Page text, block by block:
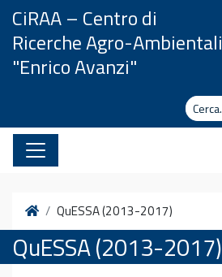
Vai al contenuto
CiRAA – Centro di
Ricerche Agro-Ambientali
"Enrico Avanzi"
Cerca
HomeQuESSA (2013-2017)
QuESSA (2013-2017)